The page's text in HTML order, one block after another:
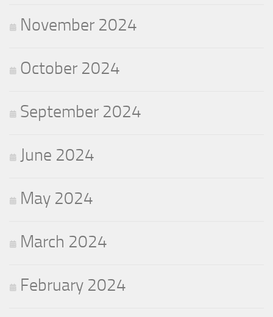
November 2024
October 2024
September 2024
June 2024
May 2024
March 2024
February 2024